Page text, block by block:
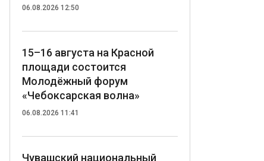
06.08.2026 12:50
15–16 августа на Красной
площади состоится
Молодёжный форум
«Чебоксарская волна»
06.08.2026 11:41
Чувашский национальный